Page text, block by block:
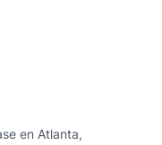
en Atlanta,